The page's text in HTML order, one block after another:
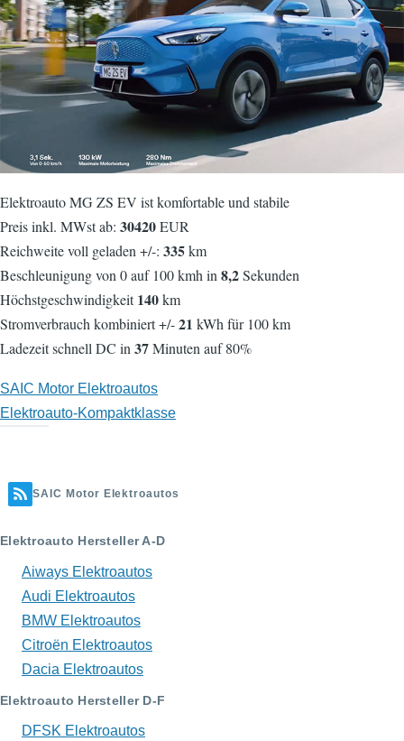
Elektroauto MG ZS EV ist komfortable und stabile
Preis inkl. MWst ab: 30420EUR
Reichweite voll geladen +/-: 335km
Beschleunigung von 0 auf 100 kmh in 8,2Sekunden
Höchstgeschwindigkeit140km
Stromverbrauch kombiniert +/-21 kWh für 100 km
Ladezeit schnell DC in 37Minuten auf 80%
SAIC Motor Elektroautos
Elektroauto-Kompaktklasse
SAIC Motor Elektroautos
Elektroauto Hersteller A-D
Aiways Elektroautos
Audi Elektroautos
BMW Elektroautos
Citroën Elektroautos
Dacia Elektroautos
Elektroauto Hersteller D-F
DFSK Elektroautos